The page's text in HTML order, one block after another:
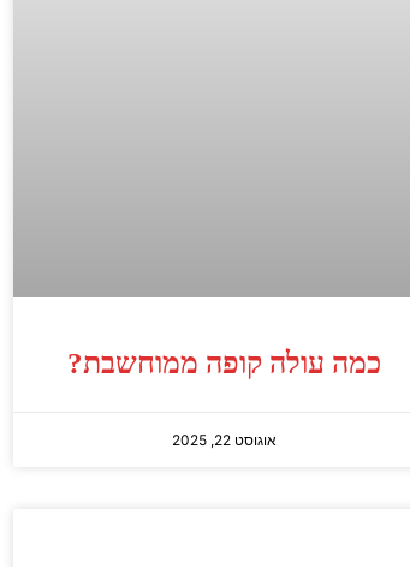
כמה עולה קופה ממוחשבת?
אוגוסט 22, 2025